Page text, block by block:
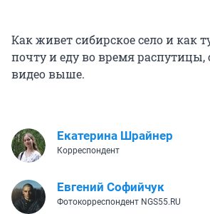
Как живет сибирское село и как
почту и еду во время распутицы,
видео выше.
Екатерина Шрайнер
Корреспондент
Евгений Софийчук
Фотокорреспондент NGS55.RU